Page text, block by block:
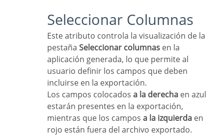
Seleccionar Columnas
Este atributo controla la visualización de la
pestaña Seleccionar columnas en la
aplicación generada, lo que permite al
usuario definir los campos que deben
incluirse en la exportación.
Los campos colocados a la derecha en azul
estarán presentes en la exportación,
mientras que los campos a la izquierda en
rojo están fuera del archivo exportado.